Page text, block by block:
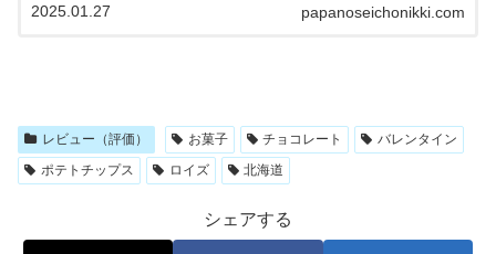
られた直営店でのみ食べることができるロイズオリジナ
papanoseichonikki.com
2025.01.27
レビュー（評価） お菓子 チョコレート
バレンタイン
ポテトチップス
ロイズ 北海道
シェアする